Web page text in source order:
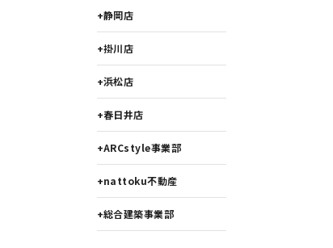
静岡店
掛川店
浜松店
春日井店
ARCstyle事業部
nattoku不動産
総合建築事業部